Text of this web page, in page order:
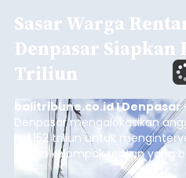
Sasar Warga
Denpasar Siapkan
Triliun
balitribune.co.id I Denpasar
Denpasar mengalokasikan
Rp1,152 triliun untuk
warga kelompok rentan yang
garis kemiskinan. Langkah